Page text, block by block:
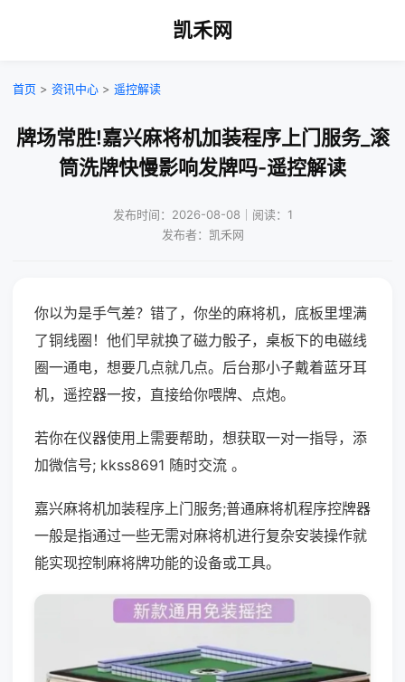
凯禾网
首页 > 资讯中心 > 遥控解读
牌场常胜!嘉兴麻将机加装程序上门服务_滚
筒洗牌快慢影响发牌吗-遥控解读
发布时间：2026-08-08｜阅读：1
发布者：凯禾网
你以为是手气差？错了，你坐的麻将机，底板里埋满
了铜线圈！他们早就换了磁力骰子，桌板下的电磁线
圈一通电，想要几点就几点。后台那小子戴着蓝牙耳
机，遥控器一按，直接给你喂牌、点炮。
若你在仪器使用上需要帮助，想获取一对一指导，添
加微信号; kkss8691 随时交流 。
嘉兴麻将机加装程序上门服务;普通麻将机程序控牌器
一般是指通过一些无需对麻将机进行复杂安装操作就
能实现控制麻将牌功能的设备或工具。